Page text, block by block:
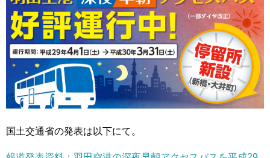
国土交通省の発表は以下にて。